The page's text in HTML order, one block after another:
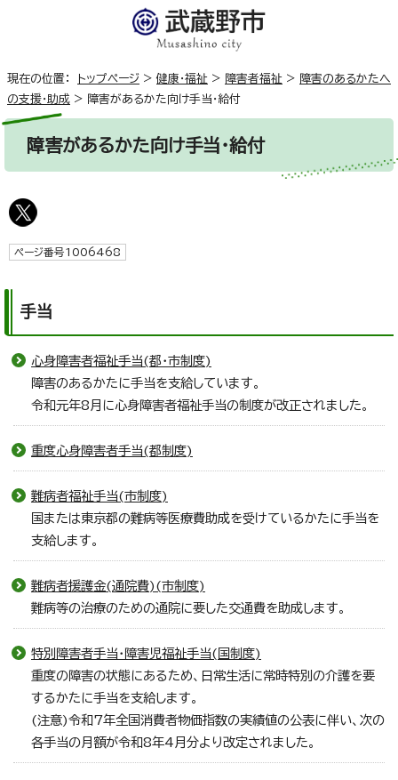
現在の位置： トップページ > 健康・福祉 > 障害者福祉 > 障害のあるかたへ
の支援・助成 > 障害があるかた向け手当・給付
障害があるかた向け手当・給付
ページ番号1006468
手当
心身障害者福祉手当(都・市制度)
障害のあるかたに手当を支給しています。
令和元年8月に心身障害者福祉手当の制度が改正されました。
重度心身障害者手当(都制度)
難病者福祉手当(市制度)
国または東京都の難病等医療費助成を受けているかたに手当を
支給します。
難病者援護金(通院費)(市制度)
難病等の治療のための通院に要した交通費を助成します。
特別障害者手当・障害児福祉手当(国制度)
重度の障害の状態にあるため、日常生活に常時特別の介護を要
するかたに手当を支給します。
(注意)令和7年全国消費者物価指数の実績値の公表に伴い、次の
各手当の月額が令和8年4月分より改定されました。